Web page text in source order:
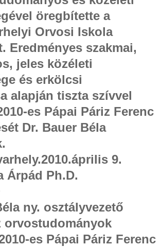
öregbítette a
Orvosi Iskola
Eredményes szakmai,
jeles közéleti
és erkölcsi
alapján tiszta szívvel
es Pápai Páriz Ferenc
Dr. Bauer Béla
9.
Árpád Ph.D.
ny. osztályvezető
orvostudományok
es Pápai Páriz Ferenc